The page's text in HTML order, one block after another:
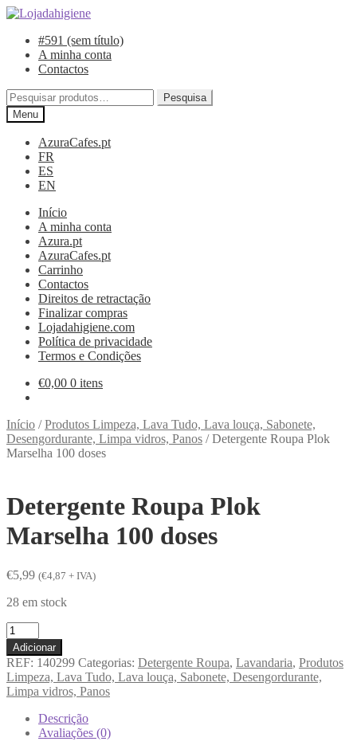
Ir
navegação
Saltar
conteúdo
#591 (sem título)
A minha conta
Contactos
Pesquisar
por:
Pesquisa
Menu
AzuraCafes.pt
FR
ES
EN
Início
A minha conta
Azura.pt
AzuraCafes.pt
Carrinho
Contactos
Direitos de retractação
Finalizar compras
Lojadahigiene.com
Política de privacidade
Termos e Condições
€0,00 0 itens
Início /Produtos Limpeza, Lava Tudo, Lava louça, Sabonete,
Desengordurante, Limpa vidros, Panos /Detergente Roupa Plok
Marselha 100 doses
Detergente Roupa Plok
Marselha 100 doses
€5,99 (€4,87 + IVA)
28 em stock
Quantidade
de
Detergente
Roupa
Plok
Marselha
doses
Adicionar
REF: 140299 Categorias: Detergente Roupa, Lavandaria, Produtos
Limpeza, Lava Tudo, Lava louça, Sabonete, Desengordurante,
Limpa vidros, Panos
Descrição
Avaliações (0)